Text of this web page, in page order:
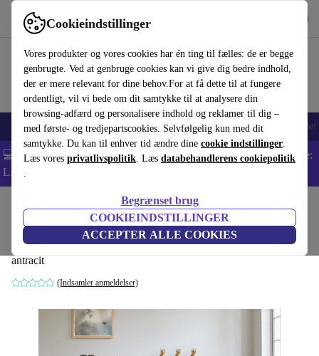
Cookieindstillinger
Vores produkter og vores cookies har én ting til fælles: de er begge
genbrugte. Ved at genbruge cookies kan vi give dig bedre indhold,
der er mere relevant for dine behov.For at få dette til at fungere
ordentligt, vil vi bede om dit samtykke til at analysere din
browsing-adfærd og personalisere indhold og reklamer til dig –
med første- og tredjepartscookies. Selvfølgelig kun med dit
samtykke. Du kan til enhver tid ændre dine cookie indstillinger.
Læs vores privatlivspolitik. Læs databehandlerens cookiepolitik
.
Begrænset brug
COOKIEINDSTILLINGER
ACCEPTER ALLE COOKIES
Brug refurbed hurtigt og nemt
Smartphones Bærbare Tablets Smartwatches Tilbehør
💻 Ekstra 5% rabat på alle MacBooks og bærbare computere - Kode:
LAPTOP5 -
Husholdning Møbler
Frido hjørnesofa højre antracit
antracit
(Indsamler anmeldelser)